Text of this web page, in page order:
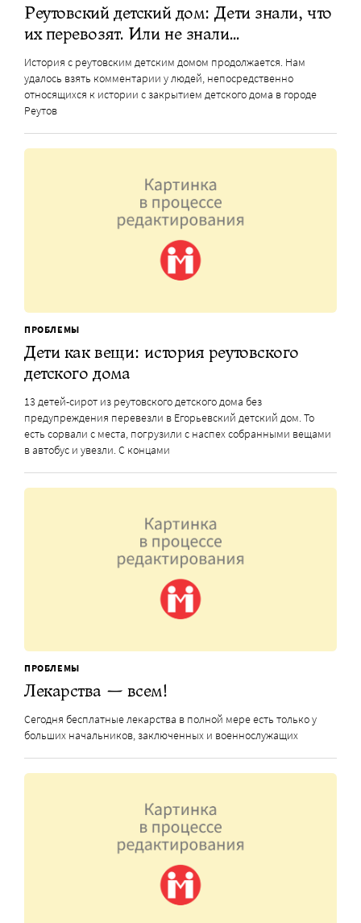
Реутовский детский дом: Дети знали, что
их перевозят. Или не знали…
История с реутовским детским домом продолжается. Нам
удалось взять комментарии у людей, непосредственно
относящихся к истории с закрытием детского дома в городе
Реутов
ПРОБЛЕМЫ
Дети как вещи: история реутовского
детского дома
13 детей-сирот из реутовского детского дома без
предупреждения перевезли в Егорьевский детский дом. То
есть сорвали с места, погрузили с наспех собранными вещами
в автобус и увезли. С концами
ПРОБЛЕМЫ
Лекарства — всем!
Сегодня бесплатные лекарства в полной мере есть только у
больших начальников, заключенных и военнослужащих